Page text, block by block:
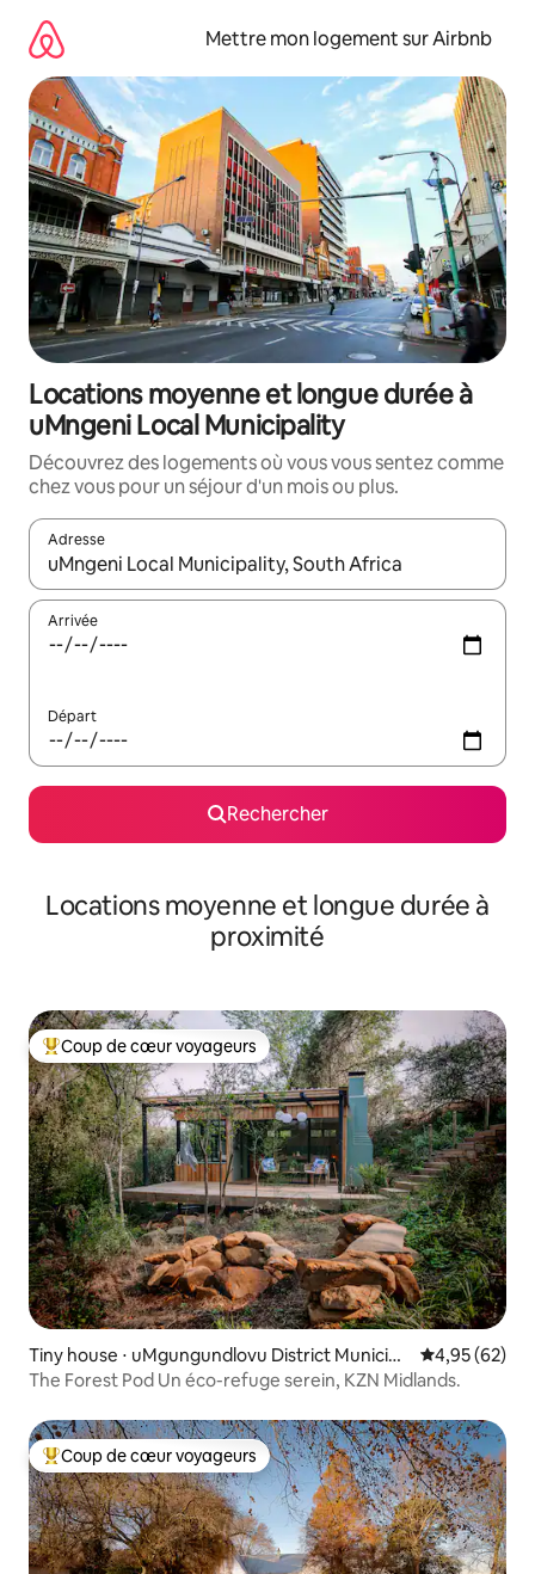
directement
contenu
Mettre mon logement sur Airbnb
Locations moyenne et longue durée à
uMngeni Local Municipality
Découvrez des logements où vous vous sentez comme
chez vous pour un séjour d'un mois ou plus.
Adresse
Lorsque les résultats s'affichent, utilisez les flèches vers le
Arrivée
Départ
Rechercher
Locations moyenne et longue durée à
proximité
Coups de cœur voyageurs les plus appréciés
Coup de cœur voyageurs
Tiny house ⋅ uMgungundlovu District Municipa
lity
Évaluation
4,95 (62)
The Forest Pod Un éco-refuge serein, KZN Midlands.
Coups de cœur voyageurs les plus appréciés
Coup de cœur voyageurs